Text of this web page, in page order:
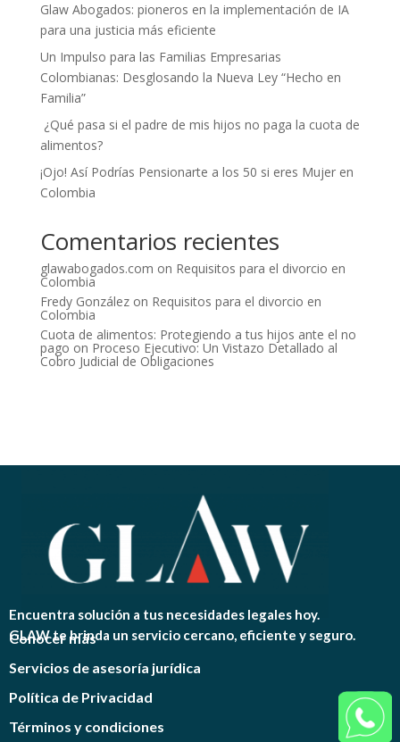
Glaw Abogados: pioneros en la implementación de IA
para una justicia más eficiente
Un Impulso para las Familias Empresarias
Colombianas: Desglosando la Nueva Ley “Hecho en
Familia”
¿Qué pasa si el padre de mis hijos no paga la cuota de
alimentos?
¡Ojo! Así Podrías Pensionarte a los 50 si eres Mujer en
Colombia
Comentarios recientes
glawabogados.com on Requisitos para el divorcio en
Colombia
Fredy Gonzálezon Requisitos para el divorcio en
Colombia
Cuota de alimentos: Protegiendo a tus hijos ante el no
pago on Proceso Ejecutivo: Un Vistazo Detallado al
Cobro Judicial de Obligaciones
Encuentra solución a tus necesidades legales hoy.
GLAW te brinda un servicio cercano, eficiente y seguro.
Conocer más
Servicios de asesoría jurídica
Política de Privacidad
Términos y condiciones